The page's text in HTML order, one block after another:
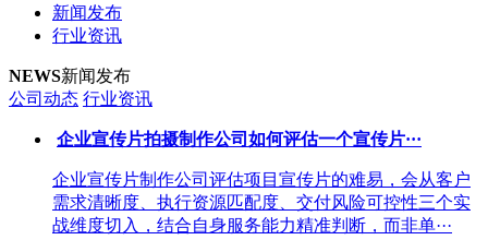
新闻发布
行业资讯
NEWS新闻发布
公司动态 行业资讯
企业宣传片拍摄制作公司如何评估一个宣传片···
企业宣传片制作公司评估项目宣传片的难易，会从客户
需求清晰度、执行资源匹配度、交付风险可控性三个实
战维度切入，结合自身服务能力精准判断，而非单···